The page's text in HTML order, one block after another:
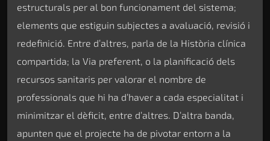
estructurals per al bon funcionament del sistema;
elements que estiguin subjectes a avaluació, revisió i
redefinició. Entre d’altres, parla de la Història clínica
compartida; la Via preferent, o la planificació dels
recursos sanitaris per valorar el nombre de
professionals que hi ha d’haver a cada especialitat i
minimitzar el dèficit, entre d’altres. D’altra banda,
apunten que el projecte ha de pivotar entorn a la